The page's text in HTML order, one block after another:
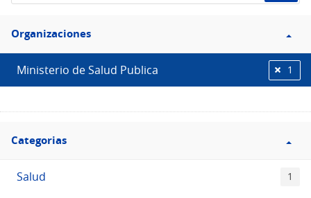
de
Filtro
Organizaciones
Organizaciones
Ministerio de Salud Publica 1
Filtro
Categorias
Categorias
Salud 1